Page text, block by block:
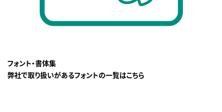
フォント・書体集
弊社で取り扱いがあるフォントの一覧はこちら